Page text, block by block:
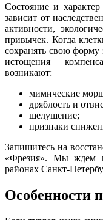
Состояние и
зависит от
активности,
привычек. Когда
сохранять свою форму
истощения
возникают:
мимические
дряблость и
шелушение;
признаки
Запишитесь на
«Фрезия». Мы ждем
районах Санкт-
Особенности